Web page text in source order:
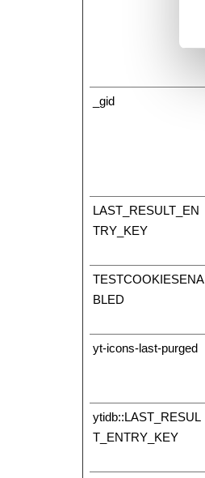
_gid
LAST_RESULT_EN
TRY_KEY
TESTCOOKIESENA
BLED
yt-icons-last-purged
ytidb::LAST_RESUL
T_ENTRY_KEY